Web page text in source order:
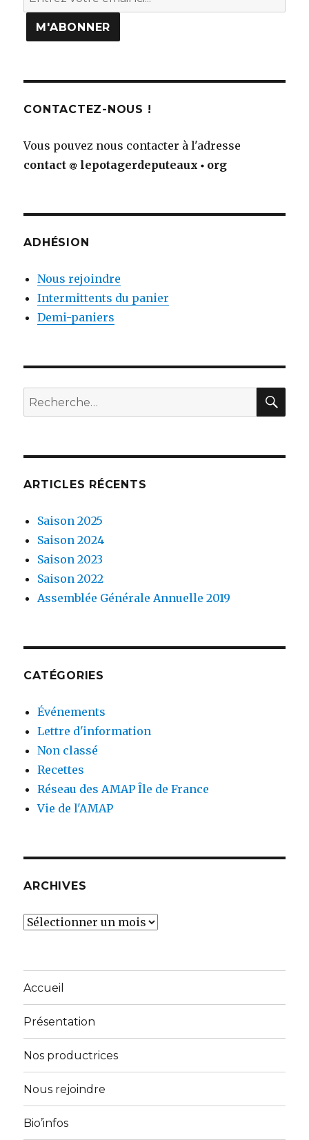
CONTACTEZ-NOUS !
Vous pouvez nous contacter à l'adresse
contact
lepotagerdeputeaux org
ADHÉSION
Nous rejoindre
Intermittents du panier
Demi-paniers
Recherche
pour
ARTICLES RÉCENTS
Saison 2025
Saison 2024
Saison 2023
Saison 2022
Assemblée Générale Annuelle 2019
CATÉGORIES
Événements
Lettre d'information
Non classé
Recettes
Réseau des AMAP Île de France
Vie de l'AMAP
ARCHIVES
Archives
Accueil
Présentation
Nos productrices
Nous rejoindre
Bio’infos